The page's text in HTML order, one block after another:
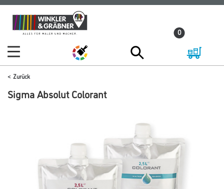
Zum
Inhalt
Zum
Navigationsmenü
0
Zurück
Sigma Absolut Colorant